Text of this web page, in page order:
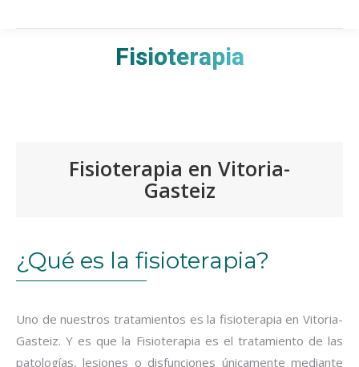
Fisioterapia
Estás aquí:
Fisioterapia en Vitoria-
Gasteiz
¿Qué es la fisioterapia?
Uno de nuestros tratamientos es la fisioterapia en Vitoria-
Gasteiz. Y es que la Fisioterapia es el tratamiento de las
patologías, lesiones o disfunciones únicamente mediante